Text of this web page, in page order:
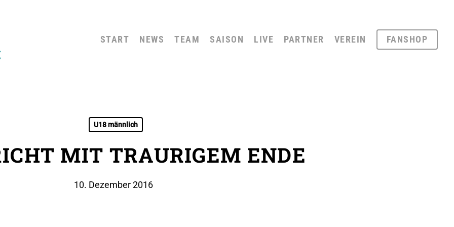
START NEWS TEAM SAISON LIVE PARTNER VEREIN FANSHOP
U18 männlich
MIT TRAURIGEM ENDE
10. Dezember 2016